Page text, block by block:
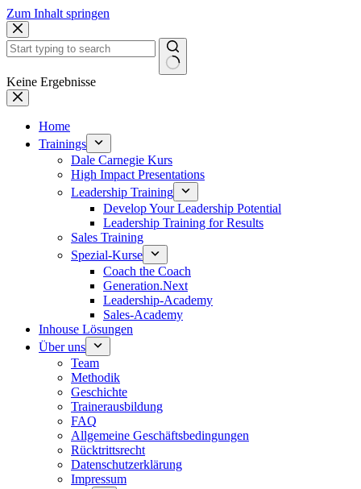
Zum Inhalt springen
Keine Ergebnisse
Home
Trainings
Dale Carnegie Kurs
High Impact Presentations
Leadership Training
Develop Your Leadership Potential
Leadership Training for Results
Sales Training
Spezial-Kurse
Coach the Coach
Generation.Next
Leadership-Academy
Sales-Academy
Inhouse Lösungen
Über uns
Team
Methodik
Geschichte
Trainerausbildung
FAQ
Allgemeine Geschäftsbedingungen
Rücktrittsrecht
Datenschutzerklärung
Impressum